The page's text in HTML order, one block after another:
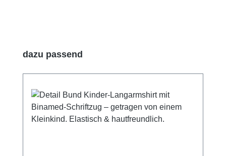
Produktgalerie überspringen
dazu passend